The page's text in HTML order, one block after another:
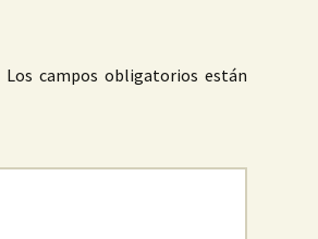
Los campos obligatorios están